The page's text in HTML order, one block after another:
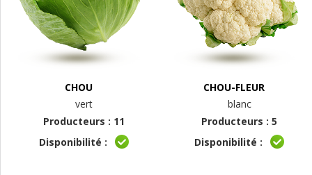
CHOU
vert
Producteurs : 11
Disponibilité :
CHOU-FLEUR
blanc
Producteurs : 5
Disponibilité :